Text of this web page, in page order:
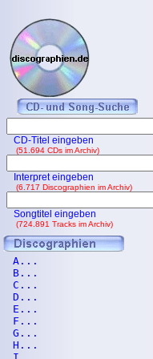
CD-Titel eingeben
(51.694 CDs im Archiv)
Interpret eingeben
(6.717 Discographien im Archiv)
Songtitel eingeben
(724.891 Tracks im Archiv)
A...
B...
C...
D...
E...
F...
G...
H...